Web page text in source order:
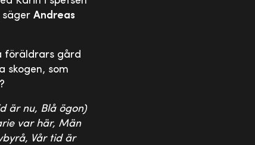
sägerAndreas
föräldrars gård
skogen, som
är nu, Blå ögon)
var här, Män
Vår tid är